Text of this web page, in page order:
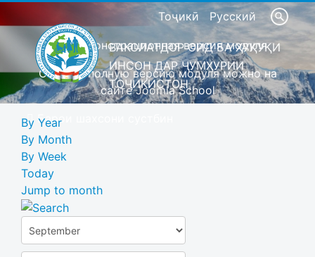
Тоҷикӣ Русский
Это демонстрационная версия модуля
Скачать полную версию модуля можно на
сайте Joomla School
Барои шахсони сустбин
ВАКОЛАТДОР ОИД БА ҲУҚУҚИ
ИНСОН ДАР ҶУМҲУРИИ
ТОҶИКИСТОН
By Year
By Month
By Week
Today
Jump to month